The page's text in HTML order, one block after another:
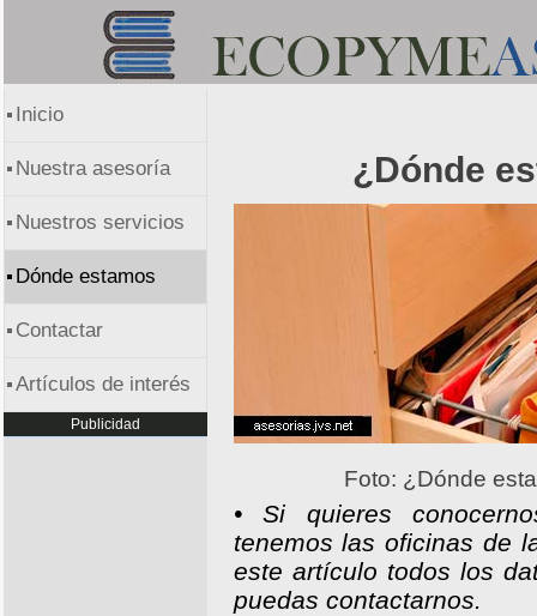
¿Dónde
Foto: ¿Dónde
• Si quieres
tenemos las oficinas de
este artículo todos los
puedas contactarnos.
Inicio
Nuestra asesoría
Nuestros servicios
Dónde estamos
Contactar
Artículos de interés
Publicidad